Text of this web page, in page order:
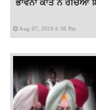
Aug 07, 2026 6:36 Pm